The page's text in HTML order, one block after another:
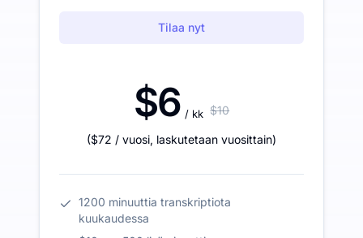
Tilaa nyt
$6 / kk $10
($72 / vuosi, laskutetaan vuosittain)
1200 minuuttia transkriptiota
kuukaudessa